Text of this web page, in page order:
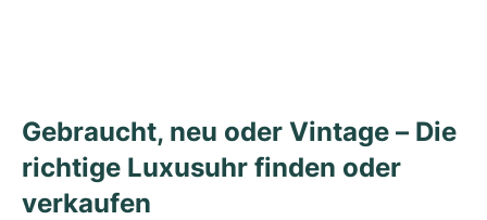
Gebraucht, neu oder Vintage – Die
richtige Luxusuhr finden oder
verkaufen